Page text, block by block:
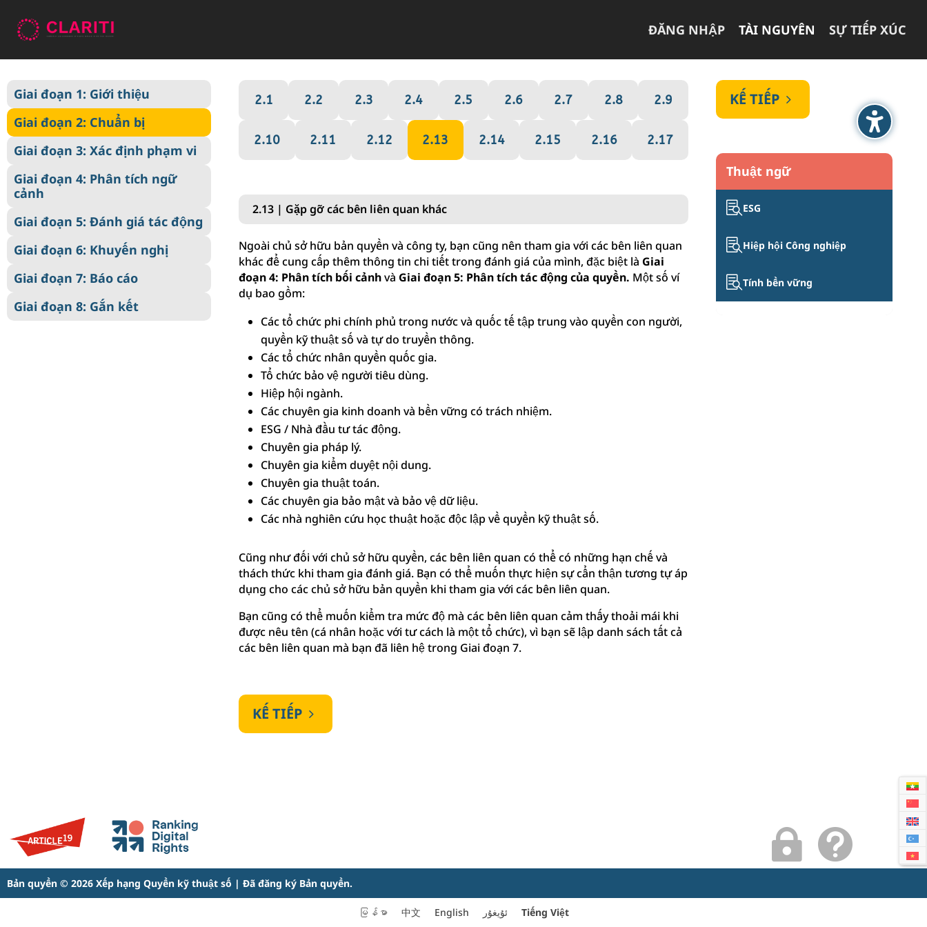
ĐĂNG NHẬP TÀI NGUYÊN SỰ TIẾP XÚC
Giai đoạn 1: Giới thiệu
Giai đoạn 2: Chuẩn bị
Giai đoạn 3: Xác định phạm vi
Giai đoạn 4: Phân tích ngữ
cảnh
Giai đoạn 5: Đánh giá tác động
Giai đoạn 6: Khuyến nghị
Giai đoạn 7: Báo cáo
Giai đoạn 8: Gắn kết
Giai đoạn 2: Chuẩn bị
Giai đoạn 3: Xác định phạm vi
Giai đoạn 4: Phân tích ngữ
cảnh
Giai đoạn 5: Đánh giá tác động
Giai đoạn 6: Khuyến nghị
Giai đoạn 7: Báo cáo
Giai đoạn 8: Gắn kết
2.1 2.2 2.3 2.4 2.5 2.6 2.7 2.8 2.9
2.10 2.11 2.12 2.13 2.14 2.15 2.16 2.17
2.13 | Gặp gỡ các bên liên quan khác
Ngoài chủ sở hữu bản quyền và công ty, bạn cũng nên tham gia với các bên liên quan
khác để cung cấp thêm thông tin chi tiết trong đánh giá của mình, đặc biệt là Giai
đoạn 4: Phân tích bối cảnhvà Giai đoạn 5: Phân tích tác động của quyền. Một số ví
dụ bao gồm:
Các tổ chức phi chính phủ trong nước và quốc tế tập trung vào quyền con người,
quyền kỹ thuật số và tự do truyền thông.
Các tổ chức nhân quyền quốc gia.
Tổ chức bảo vệ người tiêu dùng.
Hiệp hội ngành.
Các chuyên gia kinh doanh và bền vững có trách nhiệm.
ESG / Nhà đầu tư tác động.
Chuyên gia pháp lý.
Chuyên gia kiểm duyệt nội dung.
Chuyên gia thuật toán.
Các chuyên gia bảo mật và bảo vệ dữ liệu.
Các nhà nghiên cứu học thuật hoặc độc lập về quyền kỹ thuật số.
Cũng như đối với chủ sở hữu quyền, các bên liên quan có thể có những hạn chế và
thách thức khi tham gia đánh giá. Bạn có thể muốn thực hiện sự cẩn thận tương tự áp
dụng cho các chủ sở hữu bản quyền khi tham gia với các bên liên quan.
Bạn cũng có thể muốn kiểm tra mức độ mà các bên liên quan cảm thấy thoải mái khi
được nêu tên (cá nhân hoặc với tư cách là một tổ chức), vì bạn sẽ lập danh sách tất cả
các bên liên quan mà bạn đã liên hệ trong Giai đoạn 7.
5
KẾ TIẾP
5
KẾ TIẾP
Thuật ngữ
 ESG
 Hiệp hội Công nghiệp
Tính bền vững
 
Bản quyền © 2026 Xếp hạng Quyền kỹ thuật số | Đã đăng ký Bản quyền.
မြန်မာ 中文 English ئۇيغۇر Tiếng Việt